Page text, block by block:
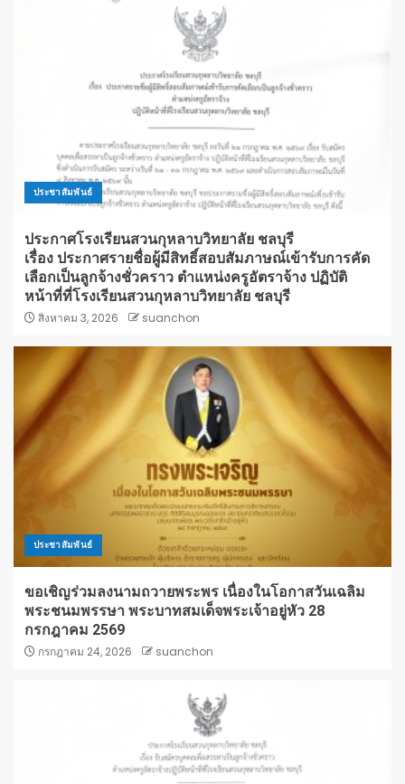
ประชาสัมพันธ์
ประกาศโรงเรียนสวนกุหลาบวิทยาลัย ชลบุรี
เรื่อง ประกาศรายชื่อผู้มีสิทธิ์สอบสัมภาษณ์เข้ารับการคัด
เลือกเป็นลูกจ้างชั่วคราว ตำแหน่งครูอัตราจ้าง ปฏิบัติ
หน้าที่ที่โรงเรียนสวนกุหลาบวิทยาลัย ชลบุรี
สิงหาคม 3, 2026 suanchon
ประชาสัมพันธ์
ขอเชิญร่วมลงนามถวายพระพร เนื่องในโอกาสวันเฉลิม
พระชนมพรรษา พระบาทสมเด็จพระเจ้าอยู่หัว 28
กรกฎาคม 2569
กรกฎาคม 24, 2026 suanchon